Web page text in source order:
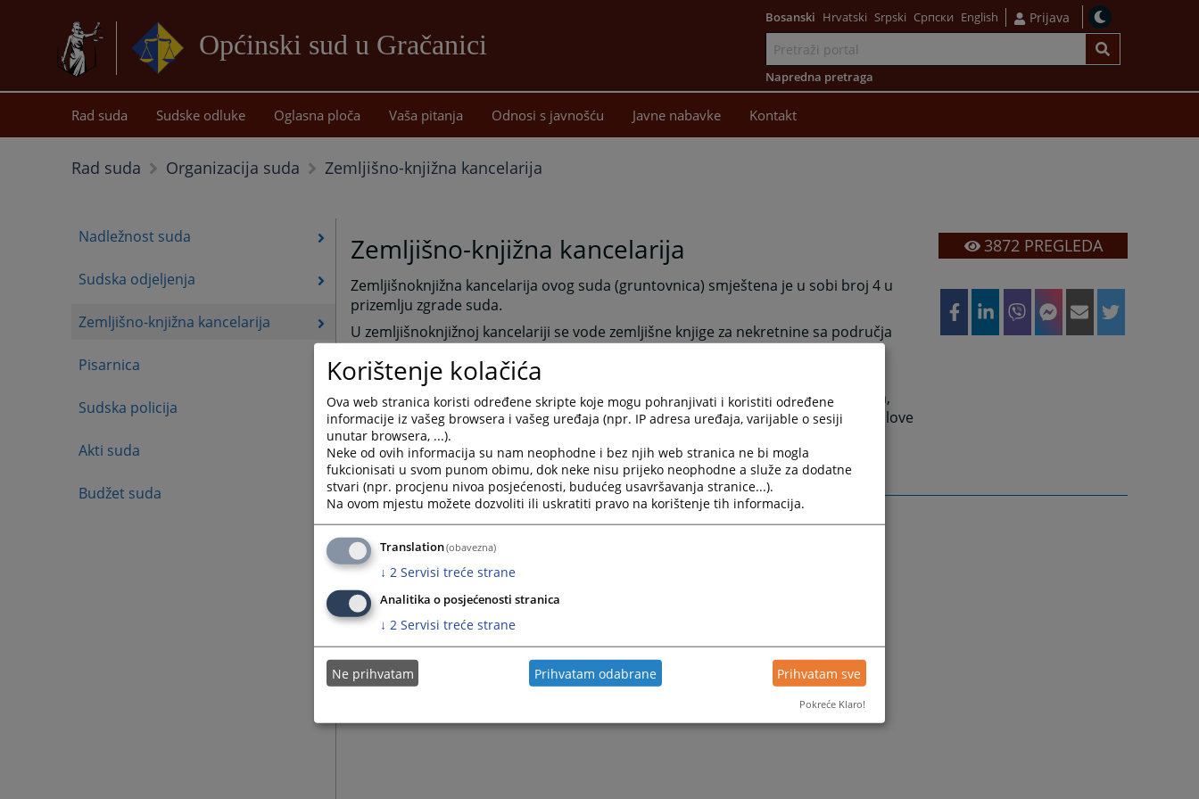
Općinski sud u Gračanici
sadržaj
Bosanski Hrvatski Srpski Српски English Prijava
Napredna pretraga
Rad suda Sudske odluke Oglasna ploča Vaša pitanja Odnosi s javnošću Javne nabavke Kontakt
Rad suda Organizacija suda Zemljišno-knjižna kancelarija
Nadležnost suda
Sudska odjeljenja
Zemljišno-knjižna kancelarija
Pisarnica
Sudska policija
Akti suda
Budžet suda
Zemljišno-knjižna kancelarija
Zemljišnoknjižna kancelarija ovog suda (gruntovnica) smještena je u sobi broj 4 u
prizemlju zgrade suda.
U zemljišnoknjižnoj kancelariji se vode zemljišne knjige za nekretnine sa područja
Odjeljenje zemljišnoknjižne kancelarije vodi zemljišne knjige odnosno knjige
položenih ugovora, provodi odluke suda i drugih organa u vezi sa nekretninama,
donosi rješenja i izdaje uvjerenja o zemljišnoknjižnom stanju i obavlja druge poslove
koji po prirodi spadaju u djelokrug rada zemljišnoknjižne kancelarije.
3872PREGLEDA
Korištenje kolačića
Ova web stranica koristi određene skripte koje mogu pohranjivati i koristiti određene
informacije iz vašeg browsera i vašeg uređaja (npr. IP adresa uređaja, varijable o sesiji
unutar browsera, ...).
Neke od ovih informacija su nam neophodne i bez njih web stranica ne bi mogla
fukcionisati u svom punom obimu, dok neke nisu prijeko neophodne a služe za dodatne
stvari (npr. procjenu nivoa posjećenosti, budućeg usavršavanja stranice...).
Na ovom mjestu možete dozvoliti ili uskratiti pravo na korištenje tih informacija.
Translation(obavezna)
↓ 2 Servisi treće strane
Analitika o posjećenosti stranica
↓ 2 Servisi treće strane
Ne prihvatam Prihvatam odabrane Prihvatam sve
Pokreće Klaro!